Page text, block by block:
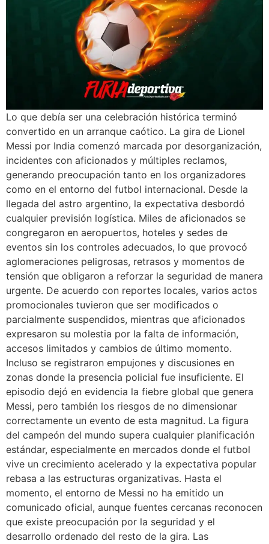
Lo que debía ser una celebración histórica terminó
convertido en un arranque caótico. La gira de Lionel
Messi por India comenzó marcada por desorganización,
incidentes con aficionados y múltiples reclamos,
generando preocupación tanto en los organizadores
como en el entorno del futbol internacional. Desde la
llegada del astro argentino, la expectativa desbordó
cualquier previsión logística. Miles de aficionados se
congregaron en aeropuertos, hoteles y sedes de
eventos sin los controles adecuados, lo que provocó
aglomeraciones peligrosas, retrasos y momentos de
tensión que obligaron a reforzar la seguridad de manera
urgente. De acuerdo con reportes locales, varios actos
promocionales tuvieron que ser modificados o
parcialmente suspendidos, mientras que aficionados
expresaron su molestia por la falta de información,
accesos limitados y cambios de último momento.
Incluso se registraron empujones y discusiones en
zonas donde la presencia policial fue insuficiente. El
episodio dejó en evidencia la fiebre global que genera
Messi, pero también los riesgos de no dimensionar
correctamente un evento de esta magnitud. La figura
del campeón del mundo supera cualquier planificación
estándar, especialmente en mercados donde el futbol
vive un crecimiento acelerado y la expectativa popular
rebasa a las estructuras organizativas. Hasta el
momento, el entorno de Messi no ha emitido un
comunicado oficial, aunque fuentes cercanas reconocen
que existe preocupación por la seguridad y el
desarrollo ordenado del resto de la gira. Las